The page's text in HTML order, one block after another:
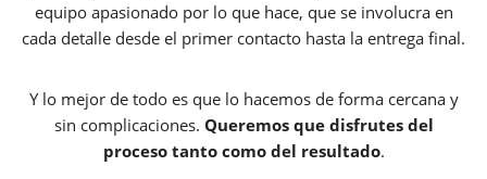
equipo apasionado por lo que hace, que se involucra en
cada detalle desde el primer contacto hasta la entrega final.
Y lo mejor de todo es que lo hacemos de forma cercana y
sin complicaciones. Queremos que disfrutes del
proceso tanto como del resultado.